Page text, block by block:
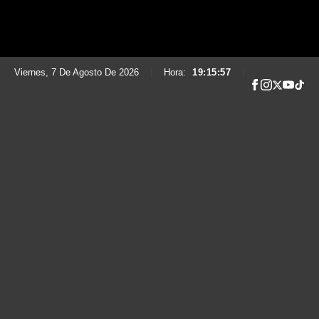
Viernes, 7 De Agosto De 2026 Hora: 19:15:58